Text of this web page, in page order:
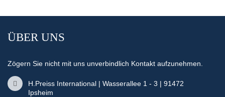
ÜBER UNS
Zögern Sie nicht mit uns unverbindlich Kontakt aufzunehmen.
H.Preiss International | Wasserallee 1 - 3 | 91472
Ipsheim